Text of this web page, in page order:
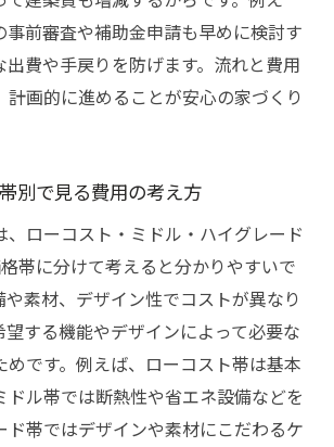
事前審査や補助金申請も早めに検討す
出費や手戻りを防げます。流れと費用
計画的に進めることが安心の家づくり
別で見る費用の考え方
、ローコスト・ミドル・ハイグレード
帯に分けて考えると分かりやすいで
や素材、デザイン性でコストが異なり
望する機能やデザインによって必要な
めです。例えば、ローコスト帯は基本
ドル帯では断熱性や省エネ設備などを
ド帯ではデザインや素材にこだわるケ